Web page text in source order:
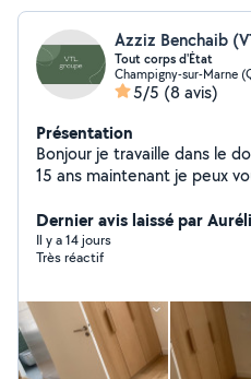
Azziz Benchaib
Tout corps d'État
Champigny-sur-Marne
5/5 (8 avis)
Présentation
Bonjour je travaille dans le
15 ans maintenant je peux
Dernier avis laissé par
Il y a 14 jours
Très réactif